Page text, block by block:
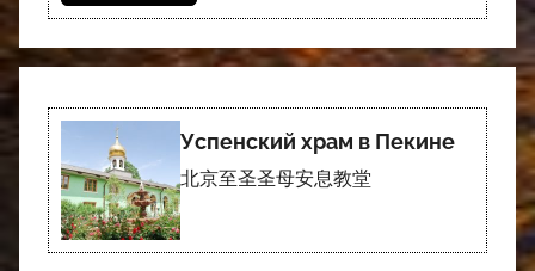
Успенский храм в Пекине
北京至圣圣母安息教堂